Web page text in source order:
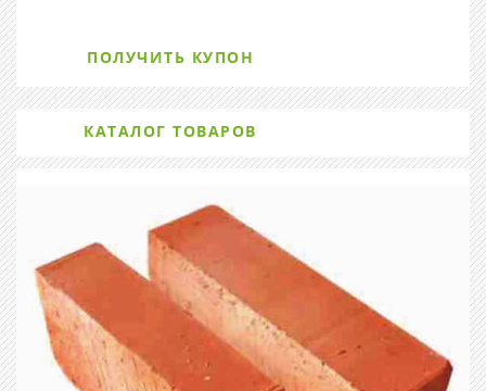
ПОЛУЧИТЬ КУПОН
КАТАЛОГ ТОВАРОВ